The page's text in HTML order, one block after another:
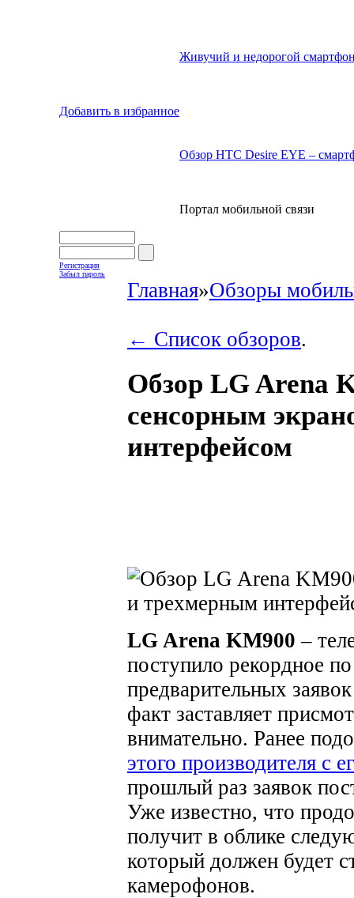
Добавить в избранное
Живучий и недорогой
Обзор HTC Desire EYE –
Портал мобильной связи
Регистрация
Забыл пароль
Главная»Обзоры
← Список обзоров.
Обзор LG Arena
сенсорным
интерфейсом
LG Arena KM900 –
поступило рекордное
предварительных
факт заставляет
внимательно. Ранее
этого производителя с
прошлый раз заявок
Уже известно, что
получит в облике
который должен будет
камерофонов.